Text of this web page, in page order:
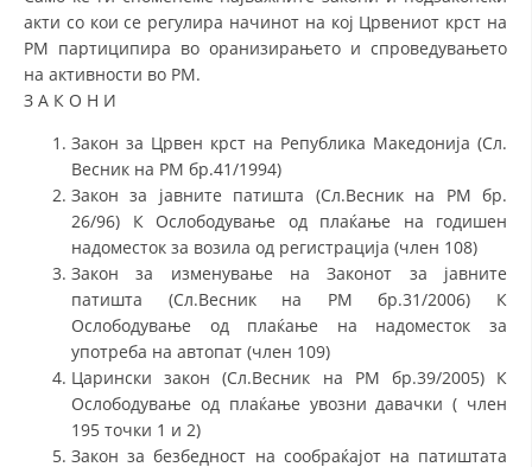
акти со кои се регулира начинот на кој Црвениот крст на
РМ партиципира во оранизирањето и спроведувањето
на активности во РМ.
З А К О Н И
Закон за Црвен крст на Република Македонија (Сл.
Весник на РМ бр.41/1994)
Закон за јавните патишта (Сл.Весник на РМ бр.
26/96) К Ослободување од плаќање на годишен
надоместок за возила од регистрација (член 108)
Закон за изменување на Законот за јавните
патишта (Сл.Весник на РМ бр.31/2006) К
Ослободување од плаќање на надоместок за
употреба на автопат (член 109)
Царински закон (Сл.Весник на РМ бр.39/2005) К
Ослободување од плаќање увозни давачки ( член
195 точки 1 и 2)
Закон за безбедност на сообраќајот на патиштата